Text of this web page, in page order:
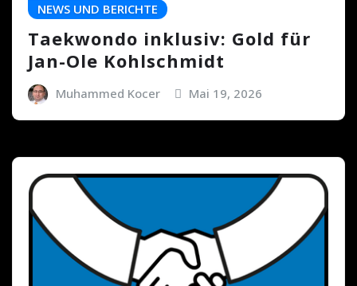
NEWS UND BERICHTE
Taekwondo inklusiv: Gold für
Jan-Ole Kohlschmidt
Muhammed Kocer Mai 19, 2026